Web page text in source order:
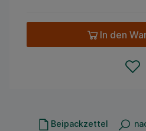
In den
Beipackzettel